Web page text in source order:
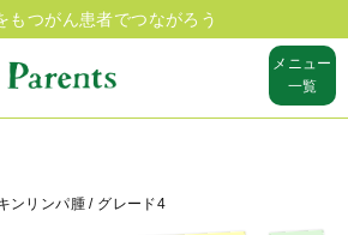
もつがん患者でつながろう
メニュー
一覧
ンリンパ腫 / グレード4